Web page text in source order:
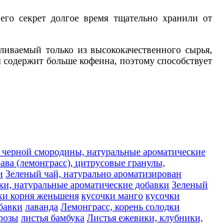
секрет долгое время тщательно хранили от
только из высококачественного сырья,
больше кофеина, поэтому способствует
смородины, натуральные ароматические
(лемонграсс), цитрусовые гранулы,
Зеленый чай, натурально ароматизирован
натуральные ароматические добавки Зеленый
корня женьшеня кусочки манго кусочки
лаванда Лемонграсс, корень солодки
листья бамбука Листья ежевики, клубники,